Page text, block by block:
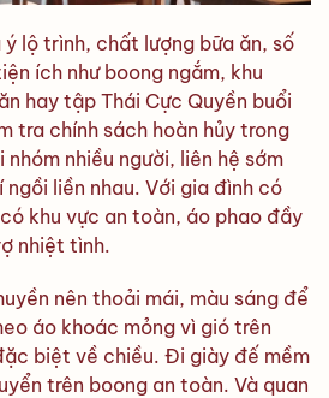
lộ trình, chất lượng bữa ăn, số
ích như boong ngắm, khu
hay tập Thái Cực Quyền buổi
tra chính sách hoàn hủy trong
nhóm nhiều người, liên hệ sớm
liền nhau. Với gia đình có
khu vực an toàn, áo phao đầy
nhiệt tình.
nên thoải mái, màu sáng để
áo khoác mỏng vì gió trên
biệt về chiều. Đi giày đế mềm
trên boong an toàn. Và quan